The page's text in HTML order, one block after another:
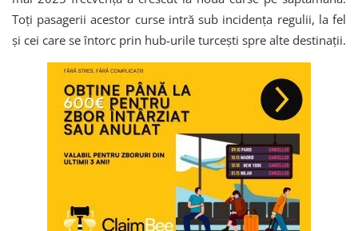
Toți pasagerii acestor curse intră sub incidența regulii, la fel
și cei care se întorc prin hub-urile turcești spre alte destinații.